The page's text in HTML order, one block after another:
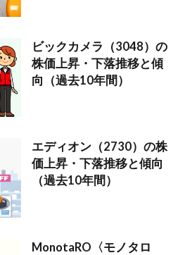
ビックカメラ（3048）の
株価上昇・下落推移と傾
向（過去10年間）
エディオン（2730）の株
価上昇・下落推移と傾向
（過去10年間）
MonotaRO〈モノタロ